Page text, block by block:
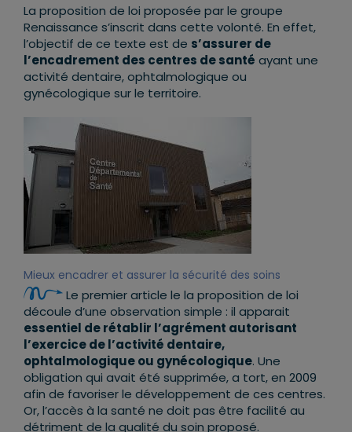
La proposition de loi proposée par le groupe
Renaissance s’inscrit dans cette volonté. En effet,
l’objectif de ce texte est de s’assurer de
l’encadrement des centres de santé ayant une
activité dentaire, ophtalmologique ou
gynécologique sur le territoire.
Mieux encadrer et assurer la sécurité des soins
Le premier article le la proposition de loi
découle d’une observation simple : il apparait
essentiel de rétablir l’agrément autorisant
l’exercice de l’activité dentaire,
ophtalmologique ou gynécologique. Une
obligation qui avait été supprimée, a tort, en 2009
afin de favoriser le développement de ces centres.
Or, l’accès à la santé ne doit pas être facilité au
détriment de la qualité du soin proposé.